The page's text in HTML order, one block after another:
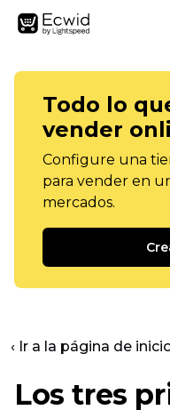
Todo lo
vender
Configure una
para vender en
mercados.
‹ Ir a la página de
Los tres